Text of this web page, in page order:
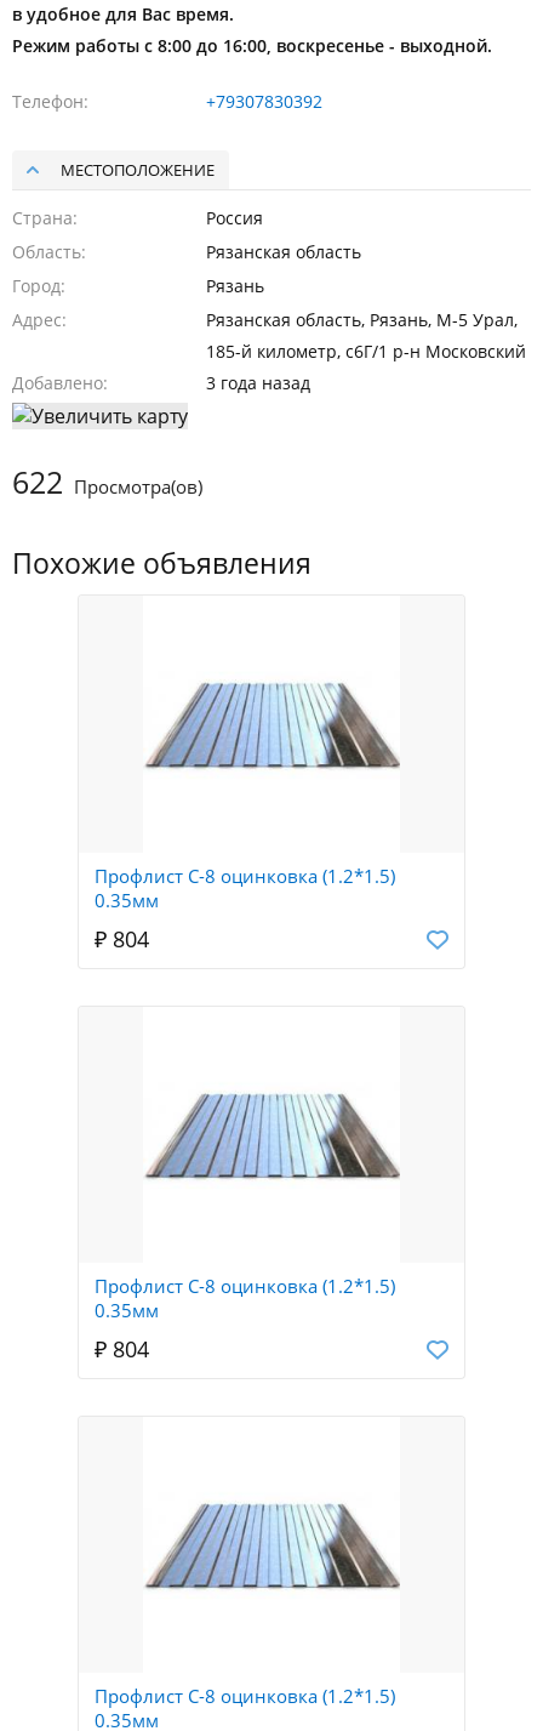
Похожие объявления
Профлист С-8 оцинковка (1.2*1.5)
0.35мм
₽ 804
Профлист С-8 оцинковка (1.2*1.5)
0.35мм
₽ 804
Профлист С-8 оцинковка (1.2*1.5)
0.35мм
в удобное для Вас время.
Режим работы с 8:00 до 16:00, воскресенье - выходной.
Телефон +79307830392
МЕСТОПОЛОЖЕНИЕ
Страна
Россия
Область
Рязанская область
Город
Рязань
Адрес
Рязанская область, Рязань, М-5 Урал,
185-й километр, с6Г/1 р-н Московский
Добавлено
3 года назад
622 Просмотра(ов)